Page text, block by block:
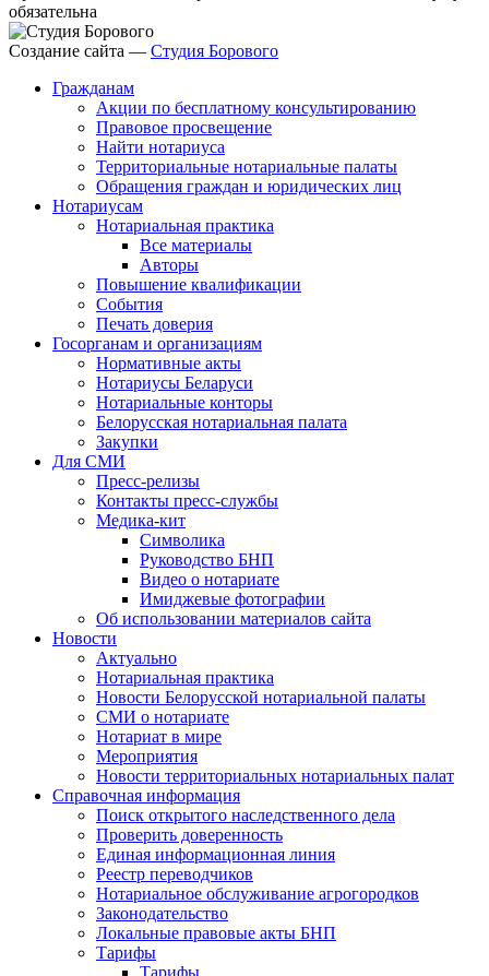
обязательна
Создание сайта — Студия Борового
Гражданам
Акции по бесплатному консультированию
Правовое просвещение
Найти нотариуса
Территориальные нотариальные палаты
Обращения граждан и юридических лиц
Нотариусам
Нотариальная практика
Все материалы
Авторы
Повышение квалификации
События
Печать доверия
Госорганам и организациям
Нормативные акты
Нотариусы Беларуси
Нотариальные конторы
Белорусская нотариальная палата
Закупки
Для СМИ
Пресс-релизы
Контакты пресс-службы
Медика-кит
Символика
Руководство БНП
Видео о нотариате
Имиджевые фотографии
Об использовании материалов сайта
Новости
Актуально
Нотариальная практика
Новости Белорусской нотариальной палаты
СМИ о нотариате
Нотариат в мире
Мероприятия
Новости территориальных нотариальных палат
Справочная информация
Поиск открытого наследственного дела
Проверить доверенность
Единая информационная линия
Реестр переводчиков
Нотариальное обслуживание агрогородков
Законодательство
Локальные правовые акты БНП
Тарифы